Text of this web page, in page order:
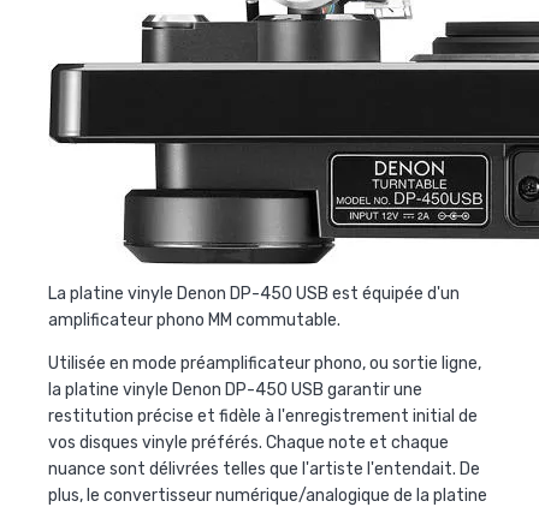
La platine vinyle Denon DP-450 USB est équipée d'un
amplificateur phono MM commutable.
Utilisée en mode préamplificateur phono, ou sortie ligne,
la platine vinyle Denon DP-450 USB garantir une
restitution précise et fidèle à l'enregistrement initial de
vos disques vinyle préférés. Chaque note et chaque
nuance sont délivrées telles que l'artiste l'entendait. De
plus, le convertisseur numérique/analogique de la platine